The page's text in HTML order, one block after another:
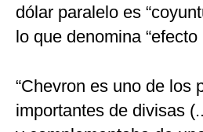
dólar paralelo es
lo que denomina “efecto
“Chevron es uno de los
importantes de divisas